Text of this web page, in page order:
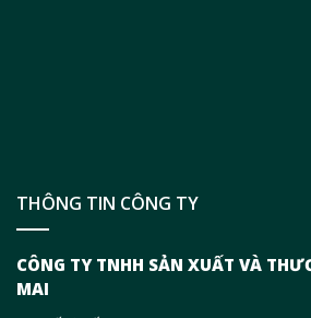
THÔNG TIN CÔNG TY
CÔNG TY TNHH SẢN XUẤT VÀ
MAI